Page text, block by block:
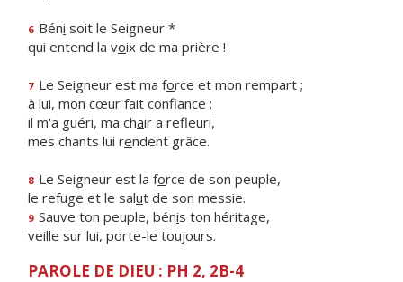
6 Béni soit le Seigneur *
qui entend la voix de ma prière !
7 Le Seigneur est ma force et mon rempart ;
à lui, mon cœur fait confiance :
il m'a guéri, ma chair a refleuri,
mes chants lui rendent grâce.
8 Le Seigneur est la force de son peuple,
le refuge et le salut de son messie.
9 Sauve ton peuple, bénis ton héritage,
veille sur lui, porte-le toujours.
PAROLE DE DIEU : PH 2, 2B-4